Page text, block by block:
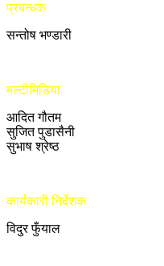
प्रबन्धक
सन्तोष भण्डारी
मल्टीमिडिया
आदित गौतम
सुजित पुडासैनी
सुभाष श्रेष्ठ
कार्यकारी निर्देशक
विदुर फुँयाल